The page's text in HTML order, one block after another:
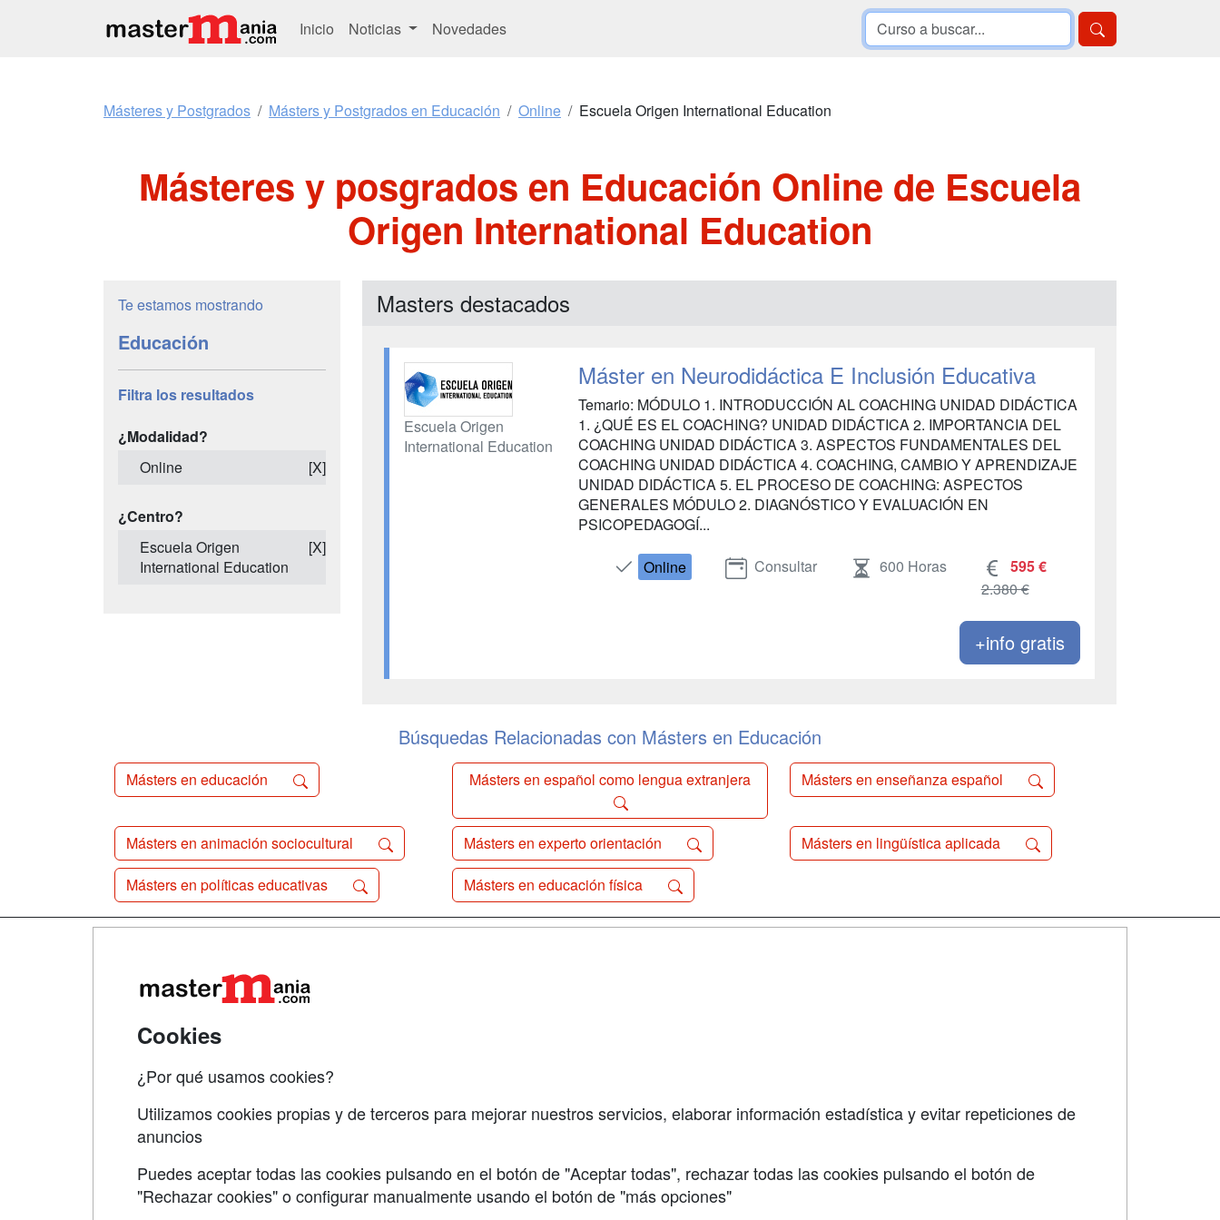
Inicio Noticias Novedades
Másteres y Postgrados Másters y Postgrados en Educación Online Escuela Origen International Education
Másteres y posgrados en Educación Online de Escuela
Origen International Education
Te estamos mostrando
Educación
Filtra los resultados
¿Modalidad?
Online
[X]
¿Centro?
Escuela Origen
International Education
[X]
Masters destacados
Escuela Origen
International Education
Máster en Neurodidáctica E Inclusión Educativa
Temario: MÓDULO 1. INTRODUCCIÓN AL COACHING UNIDAD DIDÁCTICA
1. ¿QUÉ ES EL COACHING? UNIDAD DIDÁCTICA 2. IMPORTANCIA DEL
COACHING UNIDAD DIDÁCTICA 3. ASPECTOS FUNDAMENTALES DEL
COACHING UNIDAD DIDÁCTICA 4. COACHING, CAMBIO Y APRENDIZAJE
UNIDAD DIDÁCTICA 5. EL PROCESO DE COACHING: ASPECTOS
GENERALES MÓDULO 2. DIAGNÓSTICO Y EVALUACIÓN EN
PSICOPEDAGOGÍ...
Online Consultar 600 Horas
595 €
2.380 €
+info gratis
Búsquedas Relacionadas con Másters en Educación
Másters en educación Másters en español como lengua extranjera Másters en enseñanza español
Másters en animación sociocultural Másters en experto orientación
Másters en lingüística aplicada
Másters en políticas educativas
Másters en educación física
Grupo formazion:
Cookies
¿Por qué usamos cookies?
Utilizamos cookies propias y de terceros para mejorar nuestros servicios, elaborar información estadística y evitar repeticiones de
anuncios
Puedes aceptar todas las cookies pulsando en el botón de "Aceptar todas", rechazar todas las cookies pulsando el botón de
"Rechazar cookies" o configurar manualmente usando el botón de "más opciones"